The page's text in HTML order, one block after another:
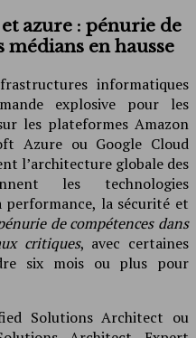
azure : pénurie de
médians en hausse
informatiques
explosive pour les
les plateformes Amazon
Azure ou Google Cloud
l’architecture globale des
les technologies
la sécurité et
de compétences dans
critiques, avec certaines
six mois ou plus pour
Solutions Architect ou